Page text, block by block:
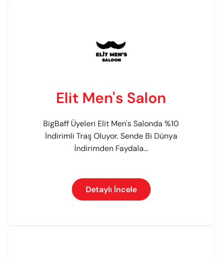
Elit Men's Salon
BigBaff Üyeleri Elit Men's Salonda %10
İndirimli Traş Oluyor. Sende Bi Dünya
İndirimden Faydala...
Detaylı İncele